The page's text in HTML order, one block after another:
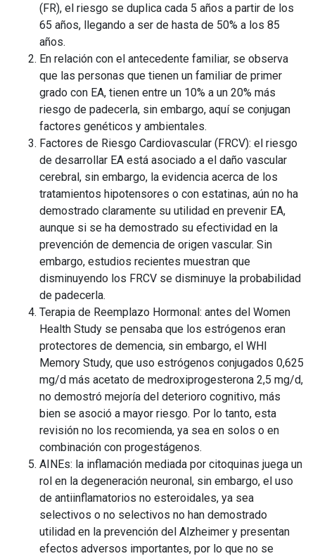
(FR), el riesgo se duplica cada 5 años a partir de los
65 años, llegando a ser de hasta de 50% a los 85
años.
En relación con el antecedente familiar, se observa
que las personas que tienen un familiar de primer
grado con EA, tienen entre un 10% a un 20% más
riesgo de padecerla, sin embargo, aquí se conjugan
factores genéticos y ambientales.
Factores de Riesgo Cardiovascular (FRCV): el riesgo
de desarrollar EA está asociado a el daño vascular
cerebral, sin embargo, la evidencia acerca de los
tratamientos hipotensores o con estatinas, aún no ha
demostrado claramente su utilidad en prevenir EA,
aunque si se ha demostrado su efectividad en la
prevención de demencia de origen vascular. Sin
embargo, estudios recientes muestran que
disminuyendo los FRCV se disminuye la probabilidad
de padecerla.
Terapia de Reemplazo Hormonal: antes del Women
Health Study se pensaba que los estrógenos eran
protectores de demencia, sin embargo, el WHI
Memory Study, que uso estrógenos conjugados 0,625
mg/d más acetato de medroxiprogesterona 2,5 mg/d,
no demostró mejoría del deterioro cognitivo, más
bien se asoció a mayor riesgo. Por lo tanto, esta
revisión no los recomienda, ya sea en solos o en
combinación con progestágenos.
AINEs: la inflamación mediada por citoquinas juega un
rol en la degeneración neuronal, sin embargo, el uso
de antiinflamatorios no esteroidales, ya sea
selectivos o no selectivos no han demostrado
utilidad en la prevención del Alzheimer y presentan
efectos adversos importantes, por lo que no se